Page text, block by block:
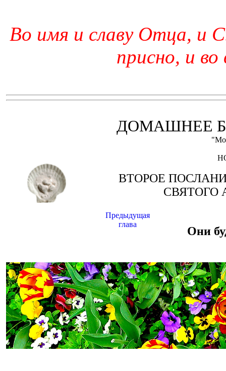
Во имя и славу Отца, и
присно, и во
ДОМАШНЕЕ
ВТОРОЕ
СВЯТОГО
Предыдущая
глава
Они